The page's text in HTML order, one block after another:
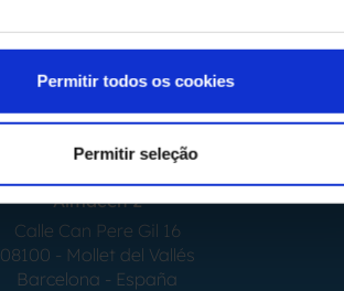
Permitir todos os cookies
Permitir seleção
Almacén 1
08554 - Seva
Barcelona - España
Almacén 2
Calle Can Pere Gil 16
08100 - Mollet del Vallés
Barcelona - España